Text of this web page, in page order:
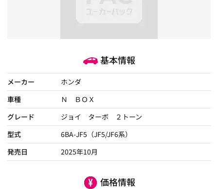
基本情報
メーカー
ホンダ
車種
Ｎ ＢＯＸ
グレード
ジョイ ターボ ２トーン
型式
6BA-JF5（JF5/JF6系）
発売日
2025年10月
価格情報